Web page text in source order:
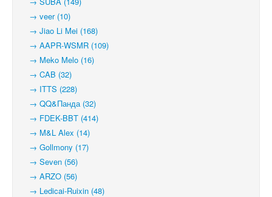
→ veer (10)
→ Jiao Li Mei (168)
→ AAPR-WSMR (109)
→ Meko Melo (16)
→ CAB (32)
→ ITTS (228)
→ QQ&Панда (32)
→ FDEK-BBT (414)
→ M&L Alex (14)
→ Gollmony (17)
→ Seven (56)
→ ARZO (56)
→ Ledicai-Ruixin (48)